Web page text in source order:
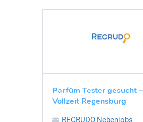
Parfüm Tester gesucht –
Vollzeit Regensburg
RECRUDO Nebenjobs